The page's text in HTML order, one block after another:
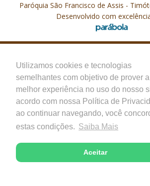
Utilizamos cookies e tecnologias
semelhantes com objetivo de prover a
melhor experiência no uso do nosso
acordo com nossa Política de
ao continuar navegando, você
estas condições. Saiba Mais
Aceitar
Paróquia São Francisco de Assis -
Desenvolvido com